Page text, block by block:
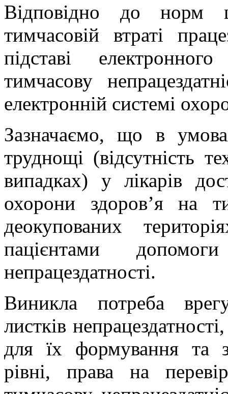
Відповідно до норм
тимчасовій втраті
підставі
тимчасову
електронній системі
Зазначаємо, що в
труднощі (відсутність
випадках) у лікарів
охорони здоров’я на
деокупованих
пацієнтами
непрацездатності.
Виникла потреба
листків
для їх формування та
рівні, права на